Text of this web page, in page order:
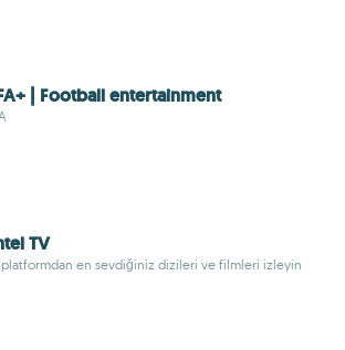
| Football entertainment
TV
platformdan en sevdiğiniz dizileri ve filmleri izleyin